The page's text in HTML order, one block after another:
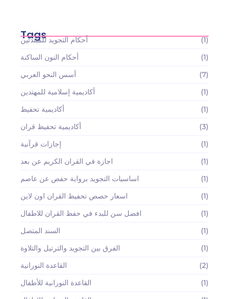
Tags
أحكام التجويد للمبتدئين
(1)
أحكام النون الساكنة
(1)
أسس النحو العربي
(7)
أكاديمية إسلامية للمهتدين
(1)
أكاديمية تحفيظ
(1)
أكاديمية تحفيظ قران
(3)
إجازات قرآنية
(1)
اجازة في القران الكريم عن بعد
(1)
اساسيات التجويد برواية حفص عن عاصم
(1)
اسعار حصص تحفيظ القران اون لاين
(1)
افضل سن للبدء في حفظ القران للاطفال
(1)
السند المتصل
(1)
الفرق بين التجويد والترتيل والتلاوة
(1)
القاعدة النورانية
(2)
القاعدة النورانية للأطفال
(1)